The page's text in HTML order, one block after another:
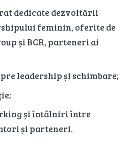
dedicate dezvoltării
feminin, oferite de
și BCR, parteneri ai
leadership și schimbare;
și întâlniri între
și parteneri.